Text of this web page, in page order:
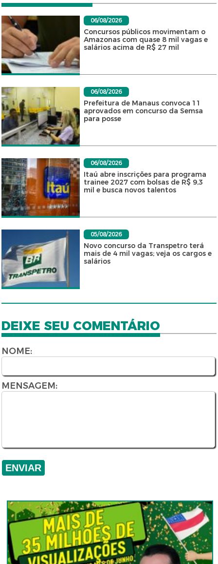
06/08/2026
Concursos públicos movimentam o
Amazonas com quase 8 mil vagas e
salários acima de R$ 27 mil
06/08/2026
Prefeitura de Manaus convoca 11
aprovados em concurso da Semsa
para posse
06/08/2026
Itaú abre inscrições para programa
trainee 2027 com bolsas de R$ 9,3
mil e busca novos talentos
05/08/2026
Novo concurso da Transpetro terá
mais de 4 mil vagas; veja os cargos e
salários
DEIXE SEU COMENTÁRIO
NOME:
MENSAGEM: